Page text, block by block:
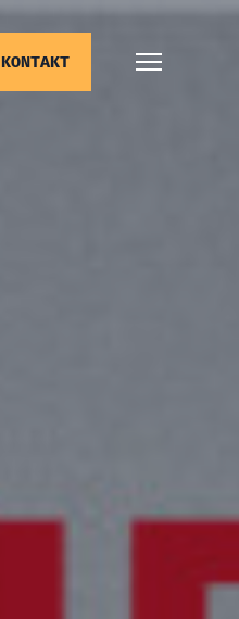
KONTAKT